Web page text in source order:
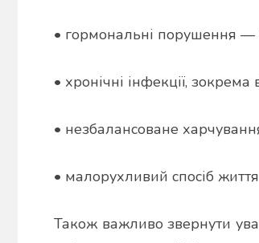
• гормональні порушення
• хронічні інфекції, зокрема
• незбалансоване
• малорухливий спосіб
Також важливо звернути